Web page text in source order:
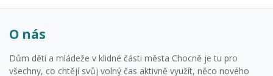
O nás
Dům dětí a mládeže v klidné části města Chocně je tu pro
všechny, co chtějí svůj volný čas aktivně využít, něco nového